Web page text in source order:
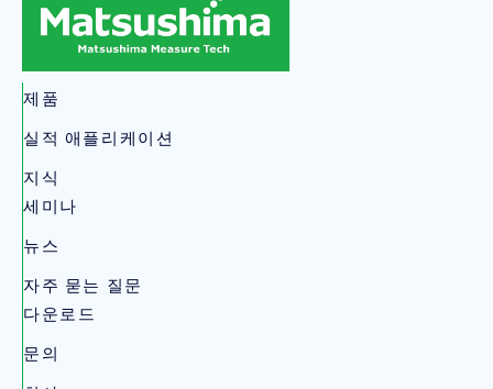
제품
실적 애플리케이션
지식
세미나
뉴스
자주 묻는 질문
다운로드
문의